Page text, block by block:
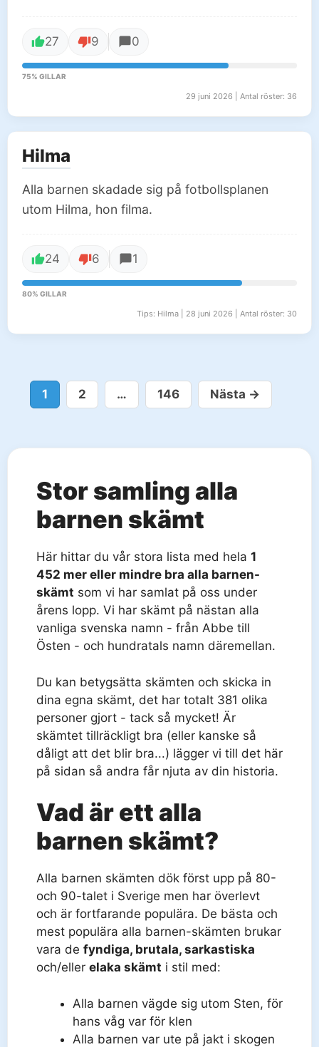
27 9 0
75% GILLAR
29 juni 2026 | Antal röster: 36
Hilma
Alla barnen skadade sig på fotbollsplanen
utom Hilma, hon filma.
24 6 1
80% GILLAR
Tips: Hilma | 28 juni 2026 | Antal röster: 30
Sida
1 Sida
2 … Sida
146 Nästa →
Stor samling alla
barnen skämt
Här hittar du vår stora lista med hela 1
452 mer eller mindre bra alla barnen-
skämt som vi har samlat på oss under
årens lopp. Vi har skämt på nästan alla
vanliga svenska namn - från Abbe till
Östen - och hundratals namn däremellan.
Du kan betygsätta skämten och skicka in
dina egna skämt, det har totalt 381 olika
personer gjort - tack så mycket! Är
skämtet tillräckligt bra (eller kanske så
dåligt att det blir bra...) lägger vi till det här
på sidan så andra får njuta av din historia.
Vad är ett alla
barnen skämt?
Alla barnen skämten dök först upp på 80-
och 90-talet i Sverige men har överlevt
och är fortfarande populära. De bästa och
mest populära alla barnen-skämten brukar
vara de fyndiga, brutala, sarkastiska
och/eller elaka skämt i stil med:
Alla barnen vägde sig utom Sten, för
hans våg var för klen
Alla barnen var ute på jakt i skogen